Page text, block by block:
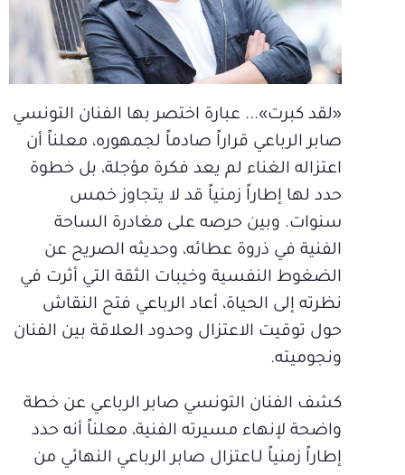
«لقد كبرت»... عبارة اختصر بها الفنان التونسي
صابر الرباعي قراراً صادماً لجمهوره، معلناً أن
اعتزاله الغناء لم يعد فكرة مؤجلة، بل خطوة
حدد لها إطاراً زمنياً قد لا يتجاوز خمس
سنوات. وبين حرصه على مغادرة الساحة
الفنية في ذروة عطائه، وحديثه الصريح عن
الضغوط النفسية وخيبات الثقة التي أثرت في
نظرته إلى الحياة، أعاد الرباعي فتح النقاش
حول توقيت الاعتزال وحدود العلاقة بين الفنان
ونجوميته.
كشف الفنان التونسي صابر الرباعي عن خطة
واضحة لإنهاء مسيرته الفنية، معلناً أنه حدد
إطاراً زمنياً لـاعتزال صابر الرباعي النهائي من